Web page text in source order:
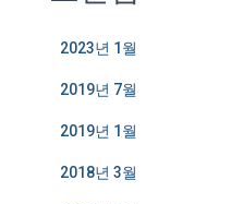
2023년 1월
2019년 7월
2019년 1월
2018년 3월